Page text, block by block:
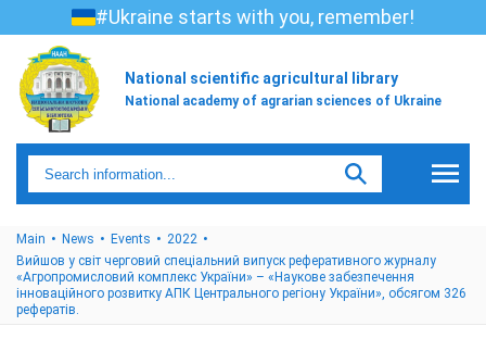
#Ukraine starts with you, remember!
National scientific agricultural library
National academy of agrarian sciences of Ukraine
Main News Events
2022
Вийшов у світ черговий спеціальний випуск реферативного журналу
«Агропромисловий комплекс України» – «Наукове забезпечення
інноваційного розвитку АПК Центрального регіону України», обсягом 326
рефератів.